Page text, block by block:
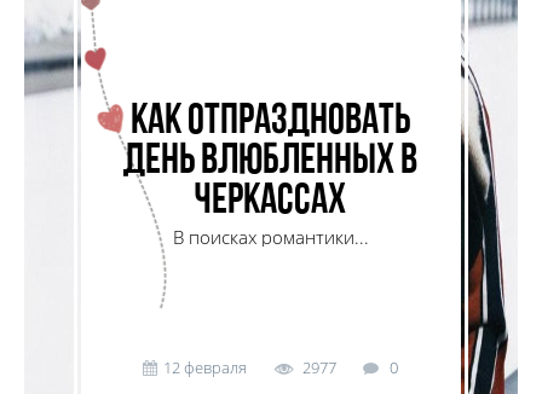
Как отпраздновать
День влюбленных в
Черкассах
В поисках романтики...
12 февраля 2977 0